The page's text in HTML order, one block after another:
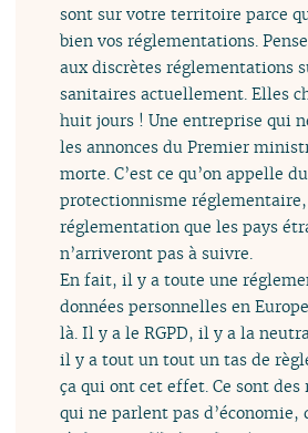
sont sur votre territoire parce
bien vos réglementations.
aux discrètes réglementations
sanitaires actuellement. Elles
huit jours ! Une entreprise qui
les annonces du Premier
morte. C’est ce qu’on appelle du
protectionnisme réglementaire,
réglementation que les pays
n’arriveront pas à suivre.
En fait, il y a toute une
données personnelles en
là. Il y a le RGPD, il y a la
il y a tout un tout un tas de
ça qui ont cet effet. Ce sont
qui ne parlent pas d’économie,